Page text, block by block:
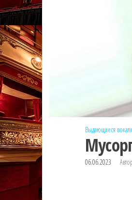
Выдающиеся
06.06.2023